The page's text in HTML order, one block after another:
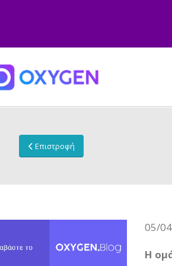
Επιστροφή
05/
Η